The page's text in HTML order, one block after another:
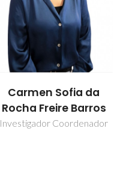
Carmen Sofia da
Rocha Freire Barros
Investigador Coordenador